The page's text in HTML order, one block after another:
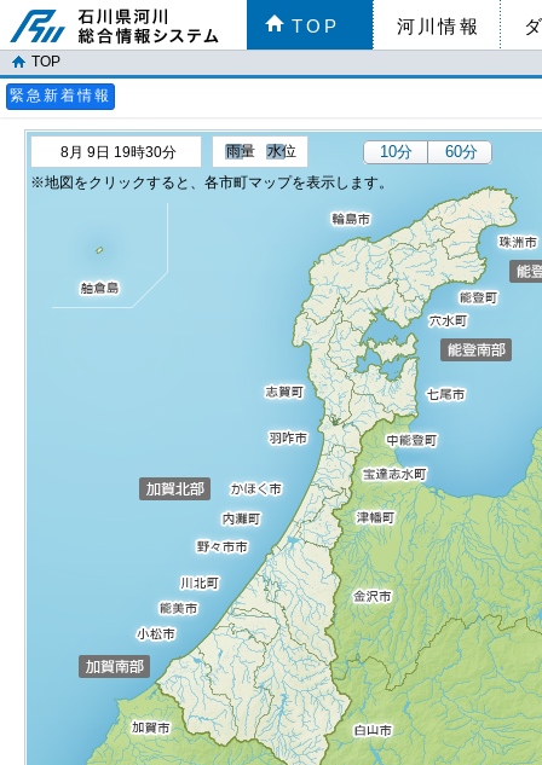
TOP 河川情報
TOP
緊急新着情報
8月 9日 19時30分 雨量 水位 10分 60分
地図をクリックすると、各市町マップを表示します。